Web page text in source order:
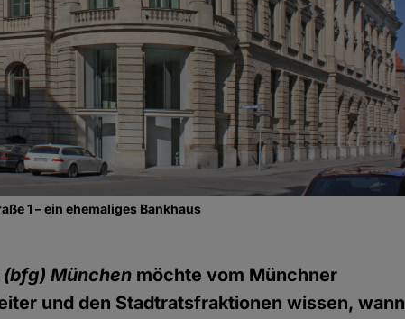
1 – ein ehemaliges Bankhaus
(bfg) München möchte vom Münchner
und den Stadtratsfraktionen wissen, wann